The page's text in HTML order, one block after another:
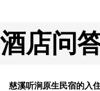
酒店问
慈溪听涧原生民宿的入